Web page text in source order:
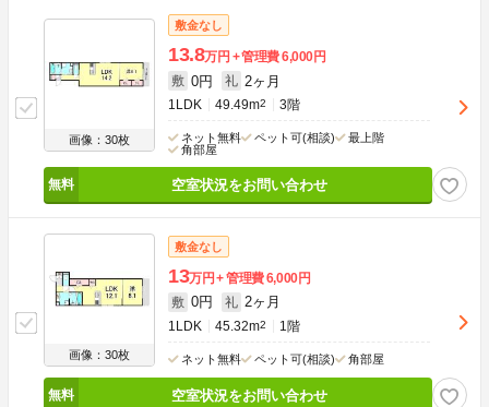
画像：30枚
敷金なし
13.8万円 管理費6,000円
敷 0円 礼 2ヶ月
1LDK 49.49m2 3階
ネット無料 ペット可(相談)
最上階
角部屋
空室状況をお問い合わせ
画像：30枚
敷金なし
13万円 管理費6,000円
敷 0円 礼 2ヶ月
1LDK 45.32m2 1階
ネット無料 ペット可(相談) 角部屋
空室状況をお問い合わせ